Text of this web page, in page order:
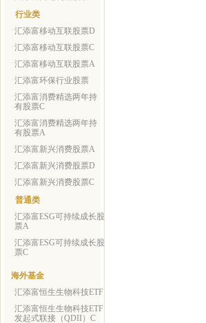
行业类
汇添富移动互联股票D
汇添富移动互联股票C
汇添富移动互联股票A
汇添富环保行业股票
汇添富消费精选两年持
有股票C
汇添富消费精选两年持
有股票A
汇添富新兴消费股票A
汇添富新兴消费股票D
汇添富新兴消费股票C
普通类
汇添富ESG可持续成长股
票A
汇添富ESG可持续成长股
票C
海外基金
汇添富恒生生物科技ETF
汇添富恒生生物科技ETF
发起式联接（QDII）C